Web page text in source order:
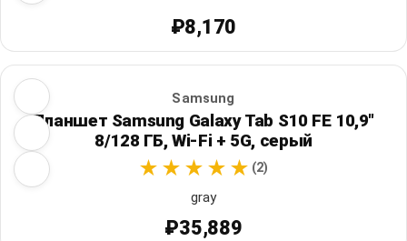
₽8,170
Samsung
Планшет Samsung Galaxy Tab S10 FE 10,9"
8/128 ГБ, Wi‑Fi + 5G, серый
(2)
gray
₽35,889